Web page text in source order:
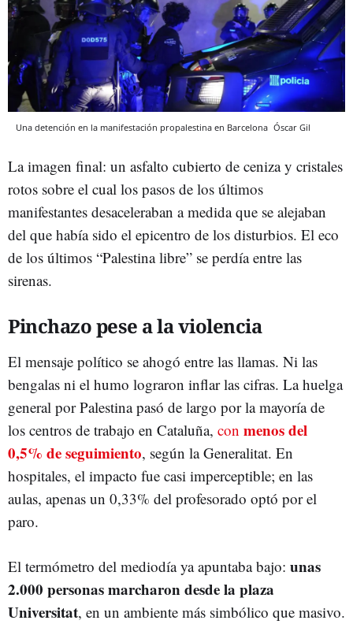
Una detención en la manifestación propalestina en Barcelona Óscar Gil
La imagen final: un asfalto cubierto de ceniza y cristales
rotos sobre el cual los pasos de los últimos
manifestantes desaceleraban a medida que se alejaban
del que había sido el epicentro de los disturbios. El eco
de los últimos “Palestina libre” se perdía entre las
sirenas.
Pinchazo pese a la violencia
El mensaje político se ahogó entre las llamas. Ni las
bengalas ni el humo lograron inflar las cifras. La huelga
general por Palestina pasó de largo por la mayoría de
los centros de trabajo en Cataluña, con menos del
0,5% de seguimiento, según la Generalitat. En
hospitales, el impacto fue casi imperceptible; en las
aulas, apenas un 0,33% del profesorado optó por el
paro.
El termómetro del mediodía ya apuntaba bajo: unas
2.000 personas marcharon desde la plaza
Universitat, en un ambiente más simbólico que masivo.